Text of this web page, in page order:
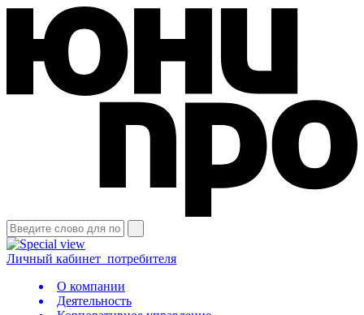
Личный кабинет потребителя
О компании
Деятельность